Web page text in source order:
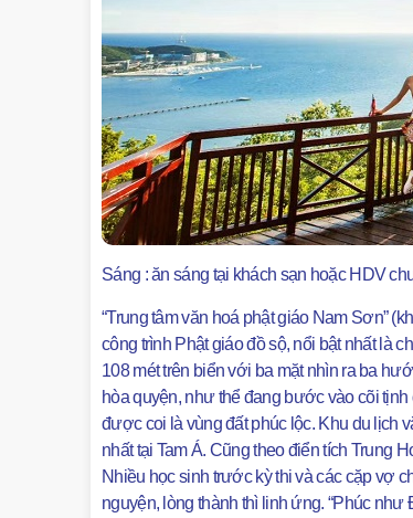
Sáng : ăn sáng tại khách sạn hoặc HDV
“Trung tâm văn hoá phật giáo Nam Sơn”
công trình Phật giáo đồ sộ, nổi bật nhất là
108 mét trên biển với ba mặt nhìn ra ba
hòa quyện, như thể đang bước vào cõi
được coi là vùng đất phúc lộc. Khu du lịch
nhất tại Tam Á. Cũng theo điển tích Trung
Nhiều học sinh trước kỳ thi và các cặp vợ
nguyện, lòng thành thì linh ứng. “Phúc